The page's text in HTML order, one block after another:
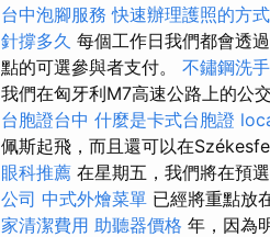
台中泡腳服務快速辦理護照的方式
針撐多久 每個工作日我們都會透
點的可選參與者支付。 不鏽鋼洗
我們在匈牙利M7高速公路上的公
台胞證台中 什麼是卡式台胞證
佩斯起飛，而且還可以在
眼科推薦 在星期五，我們將在預
公司 中式外燴菜單 已經將重點放
家清潔費用 助聽器價格 年，因為